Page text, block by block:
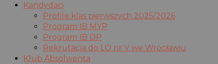
Kandydaci
Profile klas pierwszych 2025/2026
Program IB MYP
Program IB DP
Rekrutacja do LO nr V we Wrocławiu
Klub Absolwenta